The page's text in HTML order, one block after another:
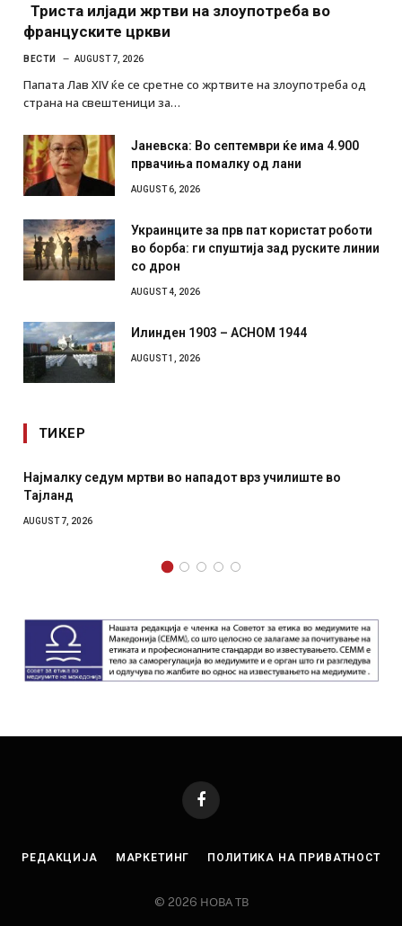
Триста илјади жртви на злоупотреба во
француските цркви
ВЕСТИ AUGUST 7, 2026
Папата Лав XIV ќе се сретне со жртвите на злоупотреба од
страна на свештеници за…
Јаневска: Во септември ќе има 4.900
првачиња помалку од лани
AUGUST 6, 2026
Украинците за прв пат користат роботи
во борба: ги спуштија зад руските линии
со дрон
AUGUST 4, 2026
Илинден 1903 – АСНОМ 1944
AUGUST 1, 2026
ТИКЕР
мртви во нападот врз училиште во
СОЗИС:
Facebook
РЕДАКЦИЈА МАРКЕТИНГ ПОЛИТИКА НА ПРИВАТНОСТ
© 2026 НОВА ТВ